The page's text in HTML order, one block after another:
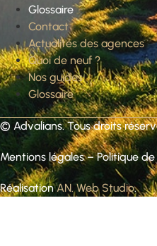
Glossaire
Contact
Actualités des agences
Quoi de neuf ?
Nos guides
Glossaire
© Advalians. Tous droits
Mentions légales–Politique
RéalisationAN. Web Studio.